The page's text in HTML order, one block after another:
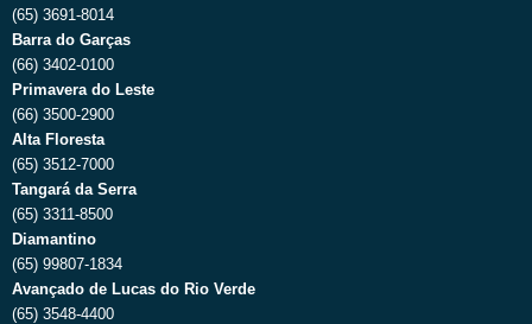
(65) 3691-8014
Barra do Garças
(66) 3402-0100
Primavera do Leste
(66) 3500-2900
Alta Floresta
(65) 3512-7000
Tangará da Serra
(65) 3311-8500
Diamantino
(65) 99807-1834
Avançado de Lucas do Rio Verde
(65) 3548-4400